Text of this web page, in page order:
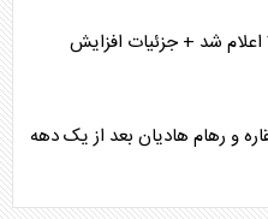
قیمت جدید سایپا ۱۵۱ مرداد ۱۴۰۵ اعلام شد + جزئیات افزایش
و رهام هادیان بعد از یک دهه